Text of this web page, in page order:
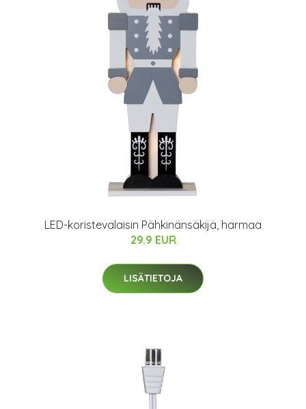
LED-koristevalaisin Pähkinänsäkijä, harmaa
29.9 EUR
LISÄTIETOJA